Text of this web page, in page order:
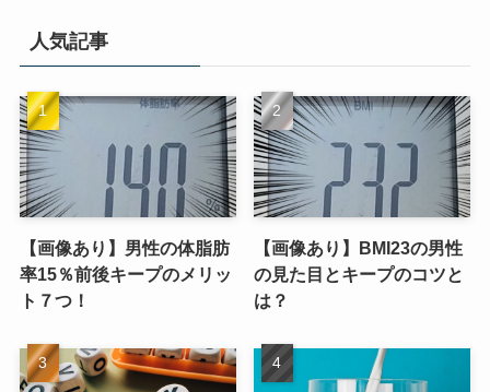
人気記事
【画像あり】男性の体脂肪
率15％前後キープのメリッ
ト７つ！
【画像あり】BMI23の男性
の見た目とキープのコツと
は？